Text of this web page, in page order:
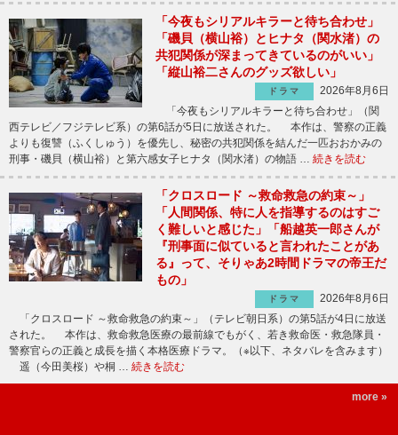
「今夜もシリアルキラーと待ち合わせ」
「磯貝（横山裕）とヒナタ（関水渚）の
共犯関係が深まってきているのがいい」
「縦山裕二さんのグッズ欲しい」
ドラマ
2026年8月6日
「今夜もシリアルキラーと待ち合わせ」（関
西テレビ／フジテレビ系）の第6話が5日に放送された。 本作は、警察の正義
よりも復讐（ふくしゅう）を優先し、秘密の共犯関係を結んだ一匹おおかみの
刑事・磯貝（横山裕）と第六感女子ヒナタ（関水渚）の物語 … 続きを読む
「クロスロード ～救命救急の約束～」
「人間関係、特に人を指導するのはすご
く難しいと感じた」「船越英一郎さんが
『刑事面に似ていると言われたことがあ
る』って、そりゃあ2時間ドラマの帝王だ
もの」
ドラマ
2026年8月6日
「クロスロード ～救命救急の約束～」（テレビ朝日系）の第5話が4日に放送
された。 本作は、救命救急医療の最前線でもがく、若き救命医・救急隊員・
警察官らの正義と成長を描く本格医療ドラマ。（※以下、ネタバレを含みます）
遥（今田美桜）や桐 … 続きを読む
more »